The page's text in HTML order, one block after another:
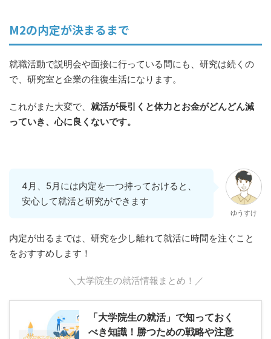
M2の内定が決まるまで
就職活動で説明会や面接に行っている間にも、研究は続くの
で、研究室と企業の往復生活になります。
これがまた大変で、 就活が長引くと体力とお金がどんどん減
っていき、心に良くないです。
4月、5月には内定を一つ持っておけると、
安心して就活と研究ができます
ゆうすけ
内定が出るまでは、研究を少し離れて就活に時間を注ぐこと
をおすすめします！
＼大学院生の就活情報まとめ！／
「大学院生の就活」で知っておく
べき知識！勝つための戦略や注意